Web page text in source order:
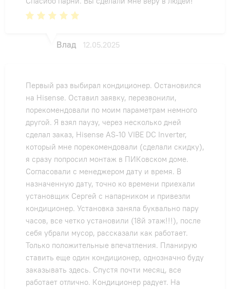
Влад 12.05.2025
Первый раз выбирал кондиционер. Остановился
на Hisense. Оставил заявку, перезвонили,
порекомендовали по моим параметрам немного
другой. Я взял паузу, через несколько дней
сделал заказ, Hisense AS-10 VIBE DC Inverter,
который мне порекомендовали (сделали скидку),
я сразу попросил монтаж в ПИКовском доме.
Согласовали с менеджером дату и время. В
назначенную дату, точно ко времени приехали
установщик Сергей с напарником и привезли
кондиционер. Установка заняла буквально пару
часов, все четко установили (18й этаж!!!), после
себя убрали мусор, рассказали как работает.
Только положительные впечатления. Планирую
ставить еще один кондиционер, однозначно буду
заказывать здесь. Спустя почти месяц, все
работает отлично. Кондиционер радует. На